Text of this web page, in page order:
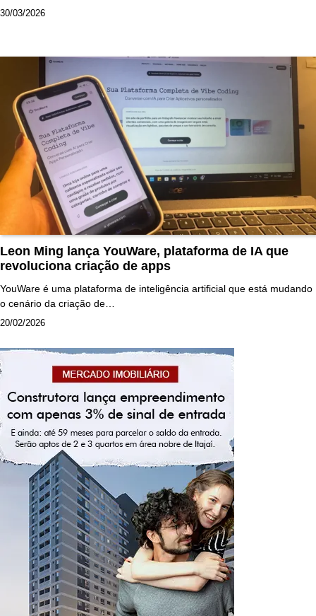
30/03/2026
Leon Ming lança YouWare, plataforma de IA que
revoluciona criação de apps
YouWare é uma plataforma de inteligência artificial que está mudando
o cenário da criação de…
20/02/2026